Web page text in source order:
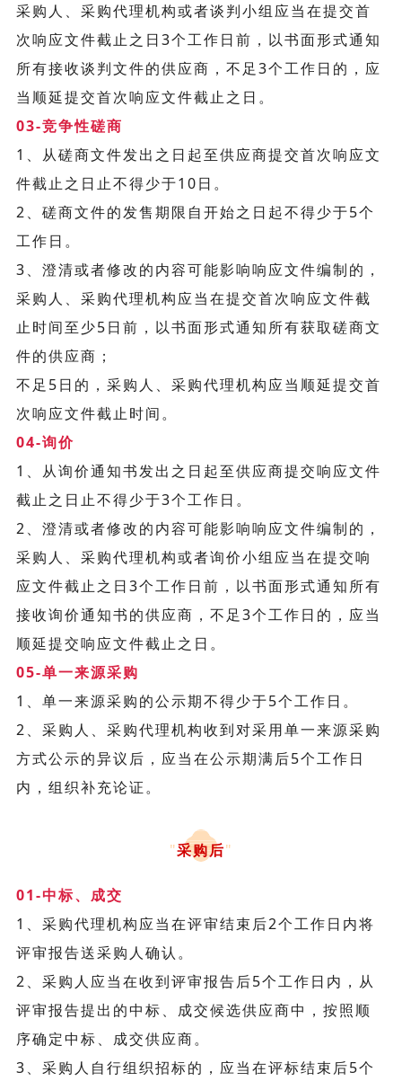
采购人、采购代理机构或者谈判小组应当在提交首
次响应文件截止之日3个工作日前，以书面形式通知
所有接收谈判文件的供应商，不足3个工作日的，应
当顺延提交首次响应文件截止之日。
03-竞争性磋商
1、从磋商文件发出之日起至供应商提交首次响应文
件截止之日止不得少于10日。
2、磋商文件的发售期限自开始之日起不得少于5个
工作日。
3、澄清或者修改的内容可能影响响应文件编制的，
采购人、采购代理机构应当在提交首次响应文件截
止时间至少5日前，以书面形式通知所有获取磋商文
件的供应商；
不足5日的，采购人、采购代理机构应当顺延提交首
次响应文件截止时间。
04-询价
1、从询价通知书发出之日起至供应商提交响应文件
截止之日止不得少于3个工作日。
2、澄清或者修改的内容可能影响响应文件编制的，
采购人、采购代理机构或者询价小组应当在提交响
应文件截止之日3个工作日前，以书面形式通知所有
接收询价通知书的供应商，不足3个工作日的，应当
顺延提交响应文件截止之日。
05-单一来源采购
1、单一来源采购的公示期不得少于5个工作日。
2、采购人、采购代理机构收到对采用单一来源采购
方式公示的异议后，应当在公示期满后5个工作日
内，组织补充论证。
"采购后"
01-中标、成交
1、采购代理机构应当在评审结束后2个工作日内将
评审报告送采购人确认。
2、采购人应当在收到评审报告后5个工作日内，从
评审报告提出的中标、成交候选供应商中，按照顺
序确定中标、成交供应商。
3、采购人自行组织招标的，应当在评标结束后5个